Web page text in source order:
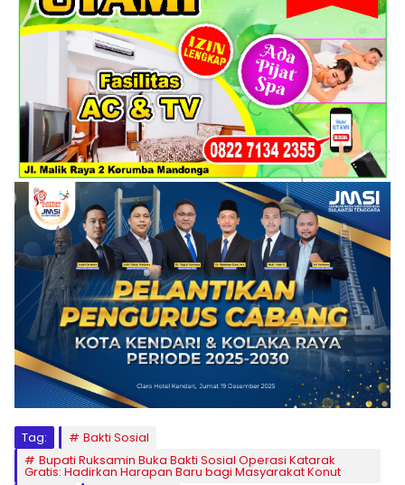
Tag:
Bakti Sosial
Bupati Ruksamin Buka Bakti Sosial Operasi Katarak
Gratis: Hadirkan Harapan Baru bagi Masyarakat Konut